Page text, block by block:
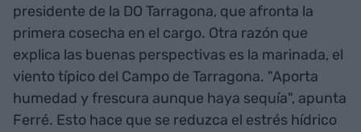
presidente de la DO Tarragona, que afronta la
primera cosecha en el cargo. Otra razón que
explica las buenas perspectivas es la marinada, el
viento típico del Campo de Tarragona. "Aporta
humedad y frescura aunque haya sequía", apunta
Ferré. Esto hace que se reduzca el estrés hídrico